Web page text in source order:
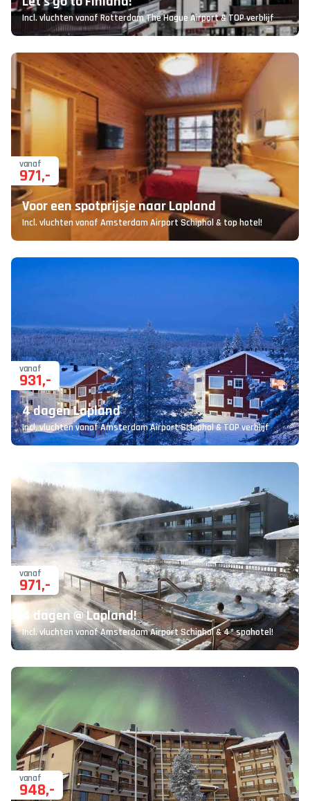
Incl. vluchten vanaf Rotterdam The Hague Airport & TOP verblijf
vanaf
971,-
Voor een spotprijsje naar Lapland
Incl. vluchten vanaf Amsterdam Airport Schiphol & top hotel!
vanaf
931,-
4 dagen Lapland
Incl. vluchten vanaf Amsterdam Airport Schiphol & TOP verblijf
vanaf
971,-
4 dagen @ Lapland!
Incl. vluchten vanaf Amsterdam Airport Schiphol & 4* spahotel!
vanaf
948,-